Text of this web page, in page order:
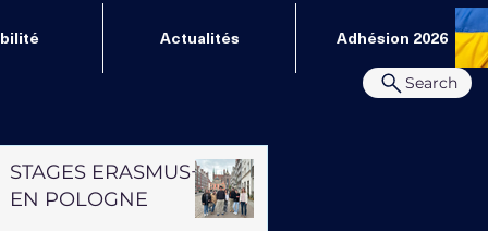
Search
Actualités Adhésion 2026
STAGES ERASMUS+
EN POLOGNE